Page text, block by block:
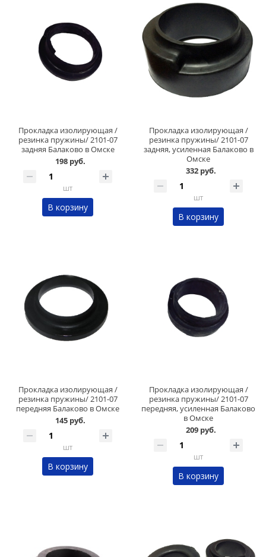
Прокладка изолирующая /
резинка пружины/ 2101-07
задняя Балаково в Омске
198 руб.
шт
В корзину
Прокладка изолирующая /
резинка пружины/ 2101-07
задняя, усиленная Балаково в
Омске
332 руб.
шт
В корзину
Прокладка изолирующая /
резинка пружины/ 2101-07
передняя Балаково в Омске
145 руб.
шт
В корзину
Прокладка изолирующая /
резинка пружины/ 2101-07
передняя, усиленная Балаково
в Омске
209 руб.
шт
В корзину